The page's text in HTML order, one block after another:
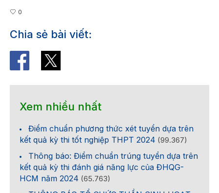
0
Chia sẻ bài viết:
Xem nhiều nhất
Điểm chuẩn phương thức xét tuyển dựa trên
kết quả kỳ thi tốt nghiệp THPT 2024 (99.367)
Thông báo: Điểm chuẩn trúng tuyển dựa trên
kết quả kỳ thi đánh giá năng lực của ĐHQG-
HCM năm 2024 (65.763)